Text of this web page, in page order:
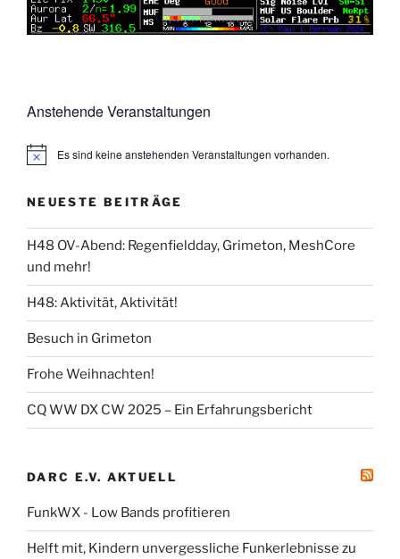
Anstehende Veranstaltungen
Es sind keine anstehenden Veranstaltungen vorhanden.
NEUESTE BEITRÄGE
H48 OV-Abend: Regenfieldday, Grimeton, MeshCore
und mehr!
H48: Aktivität, Aktivität!
Besuch in Grimeton
Frohe Weihnachten!
CQ WW DX CW 2025 – Ein Erfahrungsbericht
DARC E.V. AKTUELL
FunkWX - Low Bands profitieren
Helft mit, Kindern unvergessliche Funkerlebnisse zu